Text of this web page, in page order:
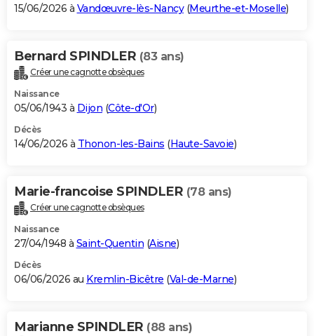
S'inscrire
Se connecter
Lycées
Collèges
Primaires
Universités
Entreprises
Service militaire
Avis de recherche
AVIS DE DÉCÈS
Bricolage
Lifestyle
Culture
Sport
Auto
Television
Voyage
Cinema
15/06/2026 à Vandœuvre-lès-Nancy(Meurthe-et-Moselle)
Bernard SPINDLER (83 ans)
Créer une cagnotte obsèques
Naissance
05/06/1943 à Dijon (Côte-d'Or)
Décès
14/06/2026 à Thonon-les-Bains (Haute-Savoie)
Marie-francoise SPINDLER (78 ans)
Créer une cagnotte obsèques
Naissance
27/04/1948 à Saint-Quentin (Aisne)
Décès
06/06/2026 au Kremlin-Bicêtre (Val-de-Marne)
Marianne SPINDLER (88 ans)